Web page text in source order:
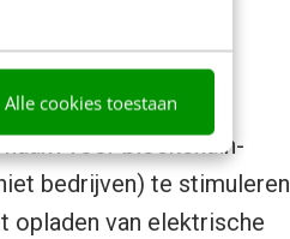
Alle cookies toestaan
voor blockchain-
bedrijven) te stimuleren
opladen van elektrische